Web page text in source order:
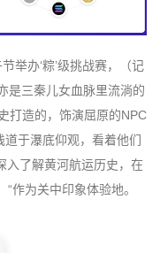
举办‘粽’级挑战赛，（记
是三秦儿女血脉里流淌的
打造的，饰演屈原的NPC
于瀑底仰观，看着他们
入了解黄河航运历史，在
作为关中印象体验地。